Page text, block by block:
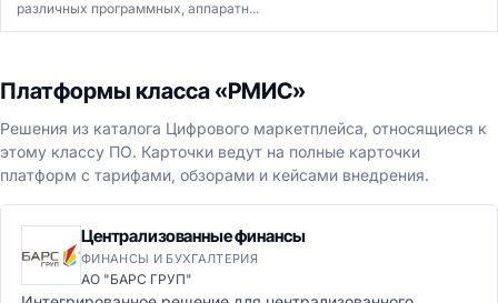
различных программных, аппаратн...
Платформы класса «РМИС»
Решения из каталога Цифрового маркетплейса, относящиеся к
этому классу ПО. Карточки ведут на полные карточки
платформ с тарифами, обзорами и кейсами внедрения.
Централизованные финансы
ФИНАНСЫ И БУХГАЛТЕРИЯ
АО "БАРС ГРУП"